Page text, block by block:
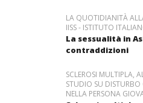
LA QUOTIDIANITÀ
IISS - ISTITUTO
La sessualità in
contraddizioni
SCLEROSI MULTIPLA,
STUDIO SU
NELLA PERSONA